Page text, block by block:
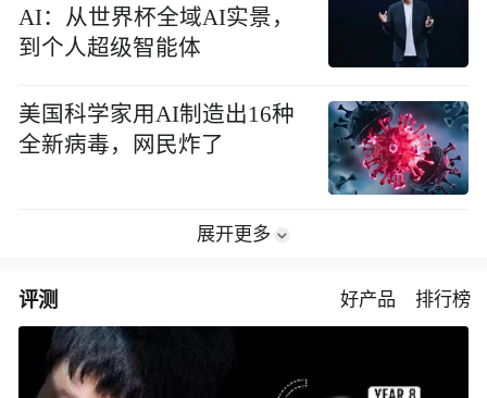
AI：从世界杯全域AI实景，
到个人超级智能体
美国科学家用AI制造出16种
全新病毒，网民炸了
展开更多
评测 好产品 排行榜